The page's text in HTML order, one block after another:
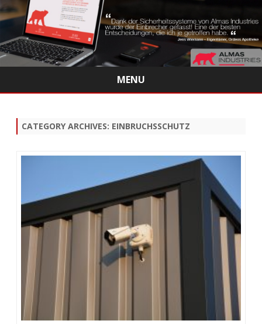
MENU
CATEGORY ARCHIVES: EINBRUCHSSCHUTZ